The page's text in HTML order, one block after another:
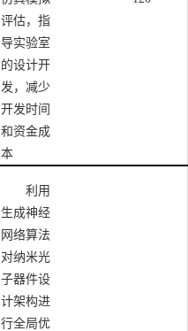
评估，指
导实验室
的设计开
发，减少
开发时间
和资金成
本
利用
生成神经
网络算法
对纳米光
子器件设
计架构进
行全局优